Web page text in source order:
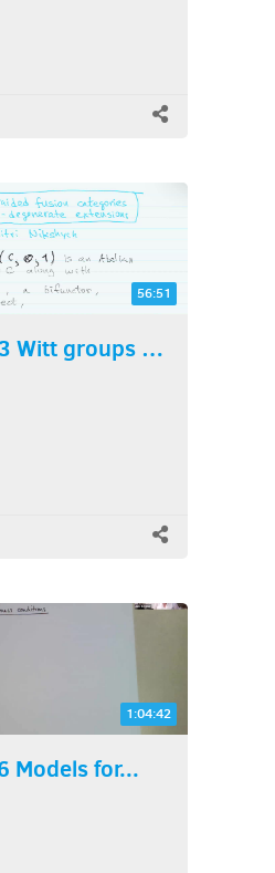
56:51
2021.05.03 Witt groups of...
1:04:42
Models for...